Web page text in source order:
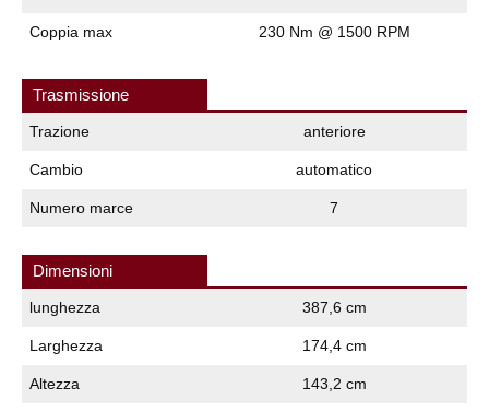
Coppia max 230 Nm @ 1500 RPM
Trasmissione
Trazione anteriore
Cambio automatico
Numero marce 7
Dimensioni
lunghezza 387,6 cm
Larghezza 174,4 cm
Altezza 143,2 cm